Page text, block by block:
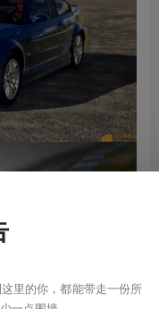
里的你，都能带走一份所